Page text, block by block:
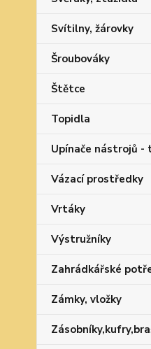
Svítilny, žárovky
Šroubováky
Štětce
Topidla
Upínače nástrojů -
Vázací prostředky
Vrtáky
Výstružníky
Zahrádkářské
Zámky, vložky